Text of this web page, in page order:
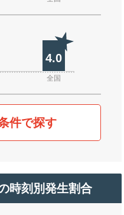
4.0
全国
件で探す
時刻別発生割合